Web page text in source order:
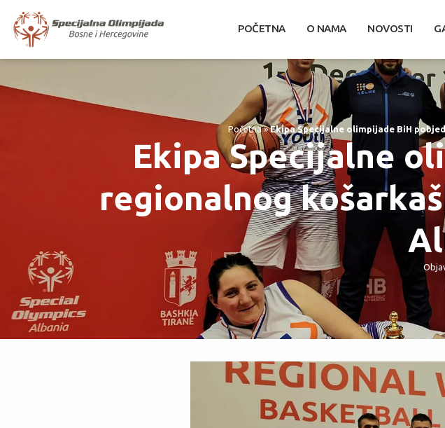
POČETNA O NAMA NOVOSTI
Početna»Ekipa Specijalne olimpijade BiH
Ekipa Specijalne
regionalnog